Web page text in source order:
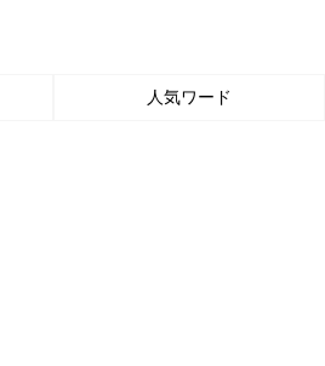
人気ワード